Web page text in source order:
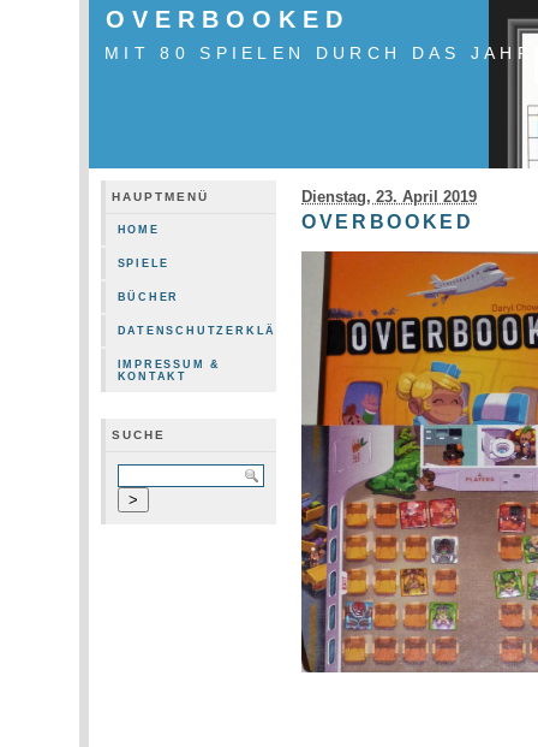
OVERBOOKED
MIT 80 SPIELEN DURCH DAS JAHR
HAUPTMENÜ
HOME
SPIELE
BÜCHER
DATENSCHUTZERKLÄRUNG
IMPRESSUM &
KONTAKT
SUCHE
Dienstag, 23. April 2019
OVERBOOKED